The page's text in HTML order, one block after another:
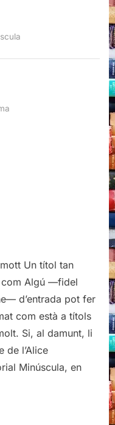
Un títol tan
com Algú —fidel
d’entrada pot fer
com està a títols
Si, al damunt, li
de l’Alice
Minúscula, en